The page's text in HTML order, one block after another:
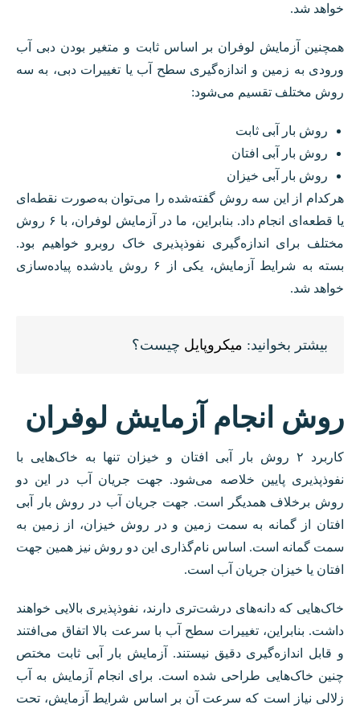
خواهد شد.
همچنین آزمایش لوفران بر اساس ثابت و متغیر بودن دبی آب
ورودی به زمین و اندازه‌گیری سطح آب یا تغییرات دبی، به سه
روش مختلف تقسیم می‌شود:
روش بار آبی ثابت
روش بار آبی افتان
روش بار آبی خیزان
هرکدام از این سه روش گفته‌شده را می‌توان به‌صورت نقطه‌ای
یا قطعه‌ای انجام داد. بنابراین، ما در آزمایش لوفران، با ۶ روش
مختلف برای اندازه‌گیری نفوذپذیری خاک روبرو خواهیم بود.
بسته به شرایط آزمایش، یکی از ۶ روش یادشده پیاده‌سازی
خواهد شد.
بیشتر بخوانید: میکروپایل چیست؟
روش انجام آزمایش لوفران
کاربرد ۲ روش بار آبی افتان و خیزان تنها به خاک‌هایی با
نفوذپذیری پایین خلاصه می‌شود. جهت جریان آب در این دو
روش برخلاف همدیگر است. جهت جریان آب در روش بار آبی
افتان از گمانه به سمت زمین و در روش خیزان، از زمین به
سمت گمانه است. اساس نام‌گذاری این دو روش نیز همین جهت
افتان یا خیزان جریان آب است.
خاک‌هایی که دانه‌های درشت‌تری دارند، نفوذپذیری بالایی خواهند
داشت. بنابراین، تغییرات سطح آب با سرعت بالا اتفاق می‌افتند
و قابل اندازه‌گیری دقیق نیستند. آزمایش بار آبی ثابت مختص
چنین خاک‌هایی طراحی شده است. برای انجام آزمایش به آب
زلالی نیاز است که سرعت آن بر اساس شرایط آزمایش، تحت